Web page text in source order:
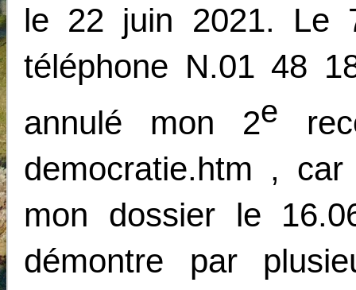
le 22 juin 2021. Le
téléphone N.01 48
annulé mon 2e
democratie.htm , car
mon dossier le
démontre par